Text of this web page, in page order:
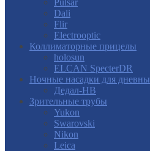
Pulsar
Dali
Flir
Electrooptic
Коллиматорные прицелы
holosun
ELCAN SpecterDR
Ночные насадки для
Дедал-НВ
Зрительные трубы
Yukon
Swarovski
Nikon
Leica